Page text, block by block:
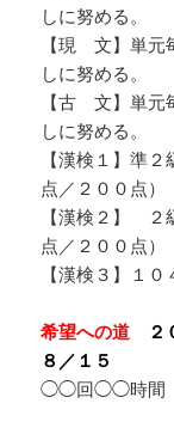
しに努める。
【現 文】単元
しに努める。
【古 文】単元
しに努める。
【漢検１】準
点／２００点）
【漢検２】 ２
点／２００点）
【漢検３】１
希望への道 ２
８／１５
◯◯回◯◯時間